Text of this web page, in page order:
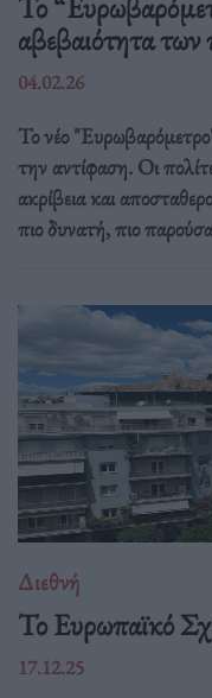
αβεβαιότητα
04.02.26
Το νέο
την αντίφαση. Oι
ακρίβεια και
πιο δυνατή, πιο
Διεθνή
Το Ευρωπαϊκό
17.12.25